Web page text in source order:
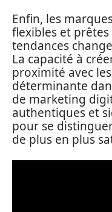
Enfin, les
flexibles et
tendances
La capacité à
proximité avec
déterminante
de marketing
authentiques et
pour se
de plus en plus